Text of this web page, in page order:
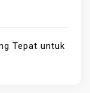
Tepat untuk